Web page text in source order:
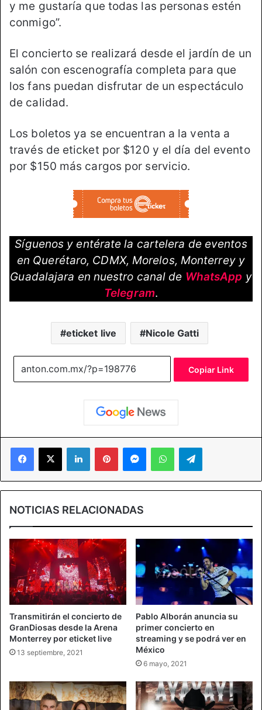
y me gustaría que todas las personas estén
conmigo”.
El concierto se realizará desde el jardín de un
salón con escenografía completa para que
los fans puedan disfrutar de un espectáculo
de calidad.
Los boletos ya se encuentran a la venta a
través de eticket por $120 y el día del evento
por $150 más cargos por servicio.
Síguenos y entérate la cartelera de eventos
en Querétaro, CDMX, Morelos, Monterrey y
Guadalajara en nuestro canal de WhatsApp y
Telegram.
eticket live Nicole Gatti
Copiar Link
Facebook
X LinkedInPinterestMessengerWhatsAppTelegram
NOTICIAS RELACIONADAS
Transmitirán el concierto de
GranDiosas desde la Arena
Monterrey por eticket live
13 septiembre, 2021
Pablo Alborán anuncia su
primer concierto en
streaming y se podrá ver en
México
6 mayo, 2021